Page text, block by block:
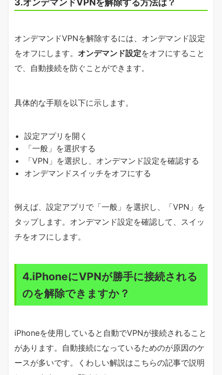
オンデマンドVPNを解除するには、オンデマンド設定
をオフにします。 オンデマンド設定をオフにすること
で、自動接続を防ぐことができます。
具体的な手順を以下に示します。
設定アプリを開く
「一般」を選択する
「VPN」を選択し、オンデマンド設定を確認する
オンデマンドスイッチをオフにする
例えば、設定アプリで「一般」を選択し、「VPN」を
タップします。オンデマンド設定を確認して、スイッ
チをオフにします。
4.iPhoneにVPNが勝手に接続される
のを解除できますか？
iPhoneを使用していると自動でVPNが接続されること
があります。自動接続になっているためのが原因のケ
ースが多いです。くわしい解説はこちらの記事で説明